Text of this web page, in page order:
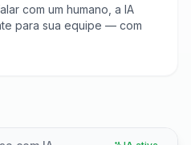
com um humano, a IA
para sua equipe — com